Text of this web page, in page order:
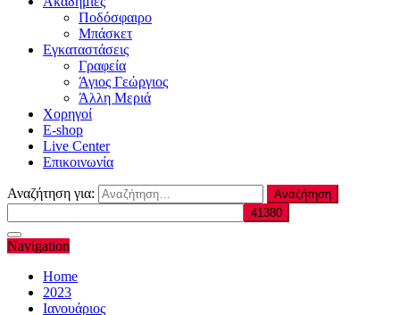
Ποδόσφαιρο
Μπάσκετ
Εγκαταστάσεις
Γραφεία
Άγιος Γεώργιος
Άλλη Μεριά
Χορηγοί
E-shop
Live Center
Επικοινωνία
Αναζήτηση για:
Navigation
Home
2023
Ιανουάριος